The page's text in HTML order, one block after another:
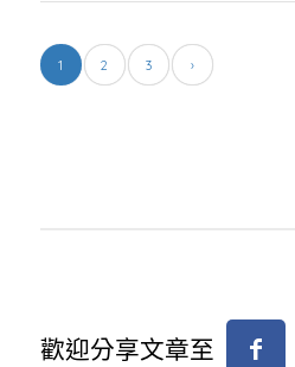
1 2 3 ›
歡迎分享文章至